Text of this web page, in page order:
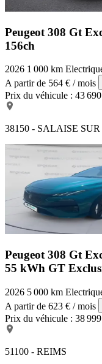
Peugeot 308 Gt
156ch
2026 1 000 km
A partir de 564 € / mois
Prix du véhicule : 43
38150 - SALAISE
Peugeot 308 Gt
55 kWh GT
2026 5 000 km
A partir de 623 € / mois
Prix du véhicule : 38
51100 - REIMS